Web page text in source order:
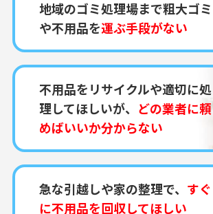
地域のゴミ処理場まで粗大ゴミ
や不用品を運ぶ手段がない
不用品をリサイクルや適切に処
理してほしいが、 どの業者に頼
めばいいか分からない
急な引越しや家の整理で、 すぐ
に不用品を回収してほしい